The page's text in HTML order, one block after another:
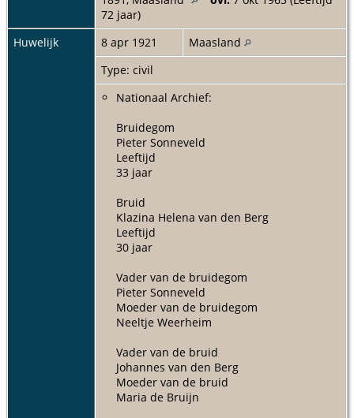
72 jaar)
Huwelijk
8 apr 1921
Maasland
Type: civil
Nationaal Archief:
Bruidegom
Pieter Sonneveld
Leeftijd
33 jaar
Bruid
Klazina Helena van den Berg
Leeftijd
30 jaar
Vader van de bruidegom
Pieter Sonneveld
Moeder van de bruidegom
Neeltje Weerheim
Vader van de bruid
Johannes van den Berg
Moeder van de bruid
Maria de Bruijn